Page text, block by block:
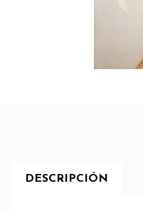
DESCRIPCIÓN